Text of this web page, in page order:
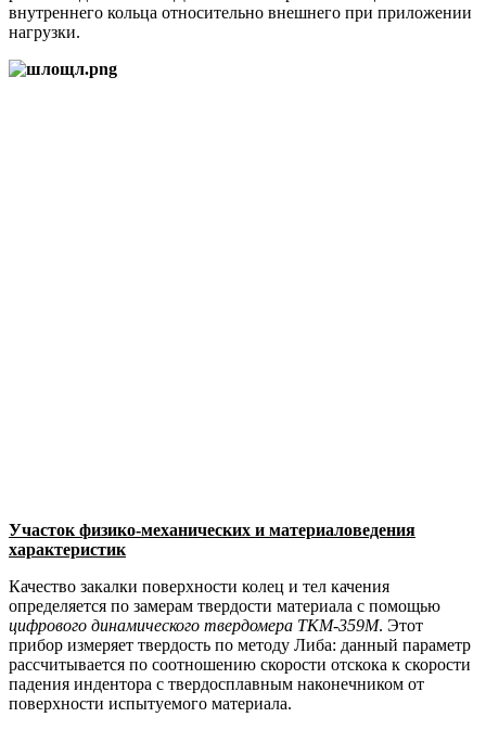
внутреннего кольца относительно внешнего при приложении
нагрузки.
Участок физико-механических и материаловедения
характеристик
Качество закалки поверхности колец и тел качения
определяется по замерам твердости материала с помощью
цифрового динамического твердомера ТКМ-359М. Этот
прибор измеряет твердость по методу Либа: данный параметр
рассчитывается по соотношению скорости отскока к скорости
падения индентора с твердосплавным наконечником от
поверхности испытуемого материала.